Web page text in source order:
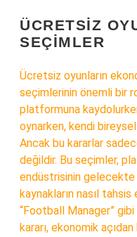
ÜCRETSIZ
SEÇIMLER
Ücretsiz oyunların
seçimlerinin önemli bir
platformuna
oynarken, kendi
Ancak bu kararlar
değildir. Bu seçimler,
endüstrisinin gelecekte
kaynakların nasıl
“Football Manager”
kararı, ekonomik açıdan